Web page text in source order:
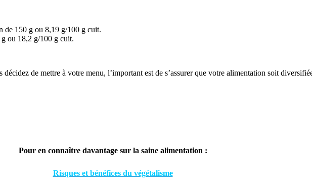
de 150 g ou 8,19 g/100 g cuit.
ou 18,2 g/100 g cuit.
de mettre à votre menu, l’important est de s’assurer que votre alimentation soit
Pour en connaître davantage sur la saine alimentation :
Risques et bénéfices du végétalisme